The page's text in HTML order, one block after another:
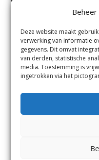
Deze website maakt
verwerking van informatie
gegevens. Dit omvat
van derden, statistische
media. Toestemming is
ingetrokken via het
Margadantstraat 34
0255-533900
info@jutter.nlof
st.nl
Contact
Andere uitgaven
Voorwaarden
©